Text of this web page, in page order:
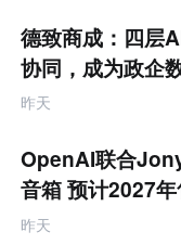
商
产
业
互
联
网
德致商成：四层
协同，成为政企
服务商
昨天
OpenAI联合
音箱 预计2027
元
昨天